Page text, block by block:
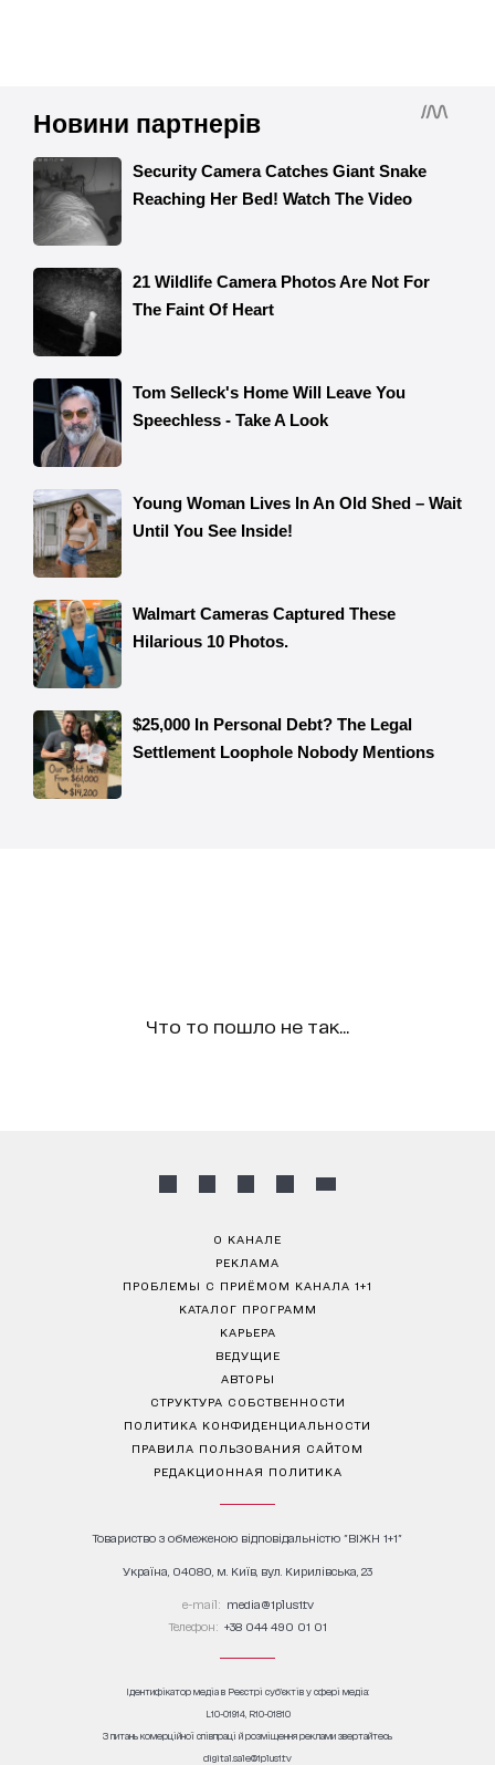
Что то пошло не так...
О КАНАЛЕ
РЕКЛАМА
ПРОБЛЕМЫ С ПРИЁМОМ КАНАЛА 1+1
КАТАЛОГ ПРОГРАММ
КАРЬЕРА
ВЕДУЩИЕ
АВТОРЫ
СТРУКТУРА СОБСТВЕННОСТИ
ПОЛИТИКА КОНФИДЕНЦИАЛЬНОСТИ
ПРАВИЛА ПОЛЬЗОВАНИЯ САЙТОМ
РЕДАКЦИОННАЯ ПОЛИТИКА
Товариство з обмеженою відповідальністю "ВІЖН 1+1"
Україна, 04080, м. Київ, вул. Кирилівська, 23
е-mail: media@1plus1.tv
Телефон: +38 044 490 01 01
Ідентифікатор медіа в Реєстрі суб’єктів у сфері медіа:
L10-01914, R10-01810
З питань комерційної співпраці й розміщення реклами звертайтесь
digital.sale@1plus1.tv